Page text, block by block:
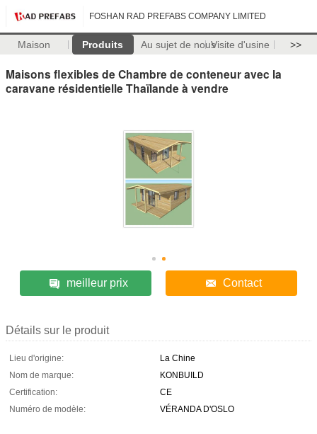
FOSHAN RAD PREFABS COMPANY LIMITED
Maison Produits Au sujet de nousVisite d'usine >>
Maisons flexibles de Chambre de conteneur avec la
caravane résidentielle Thaïlande à vendre
meilleur prix Contact
Détails sur le produit
Lieu d'origine:
La Chine
Nom de marque:
KONBUILD
Certification:
CE
Numéro de modèle:
VÉRANDA D'OSLO